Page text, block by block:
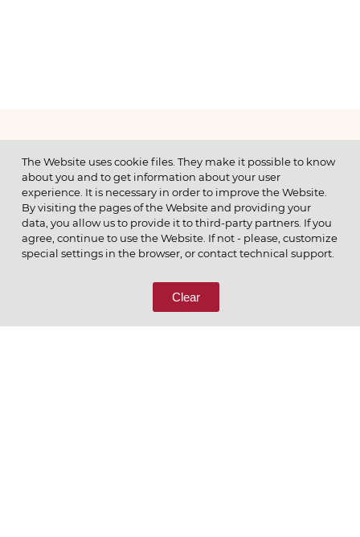
МЕНЮ
© 2026 ОАО
ПОЗВОНИТЕ НАМ
8 (800) 333-65-66
The Website uses cookie files. They make it possible to know
about you and to get information about your user
experience. It is necessary in order to improve the Website.
By visiting the pages of the Website and providing your
data, you allow us to provide it to third-party partners. If you
agree, continue to use the Website. If not - please, customize
special settings in the browser, or contact technical support.
Clear